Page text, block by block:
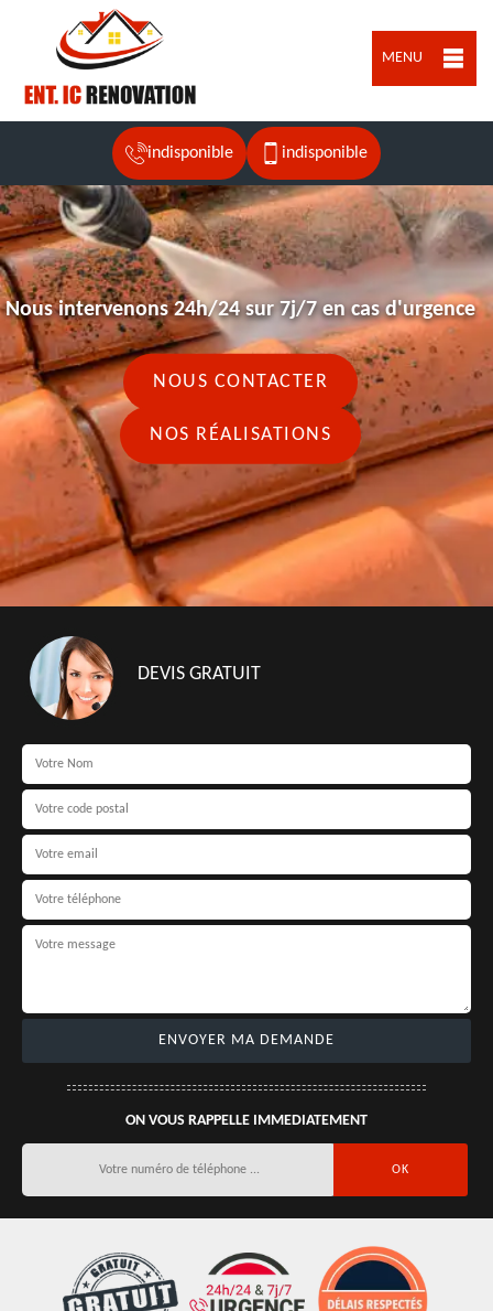
MENU
indisponible indisponible
Nous intervenons 24h/24 sur 7j/7 en cas d'urgence
NOUS CONTACTER
NOS RÉALISATIONS
DEVIS GRATUIT
ON VOUS RAPPELLE IMMEDIATEMENT